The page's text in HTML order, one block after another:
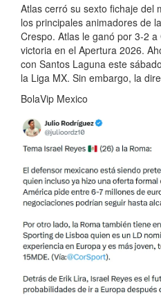
Atlas cerró su sexto fichaje del
los principales animadores de
Crespo. Atlas le ganó por 3-2
victoria en el Apertura 2026.
con Santos Laguna este
la Liga MX. Sin embargo, la
BolaVip Mexico